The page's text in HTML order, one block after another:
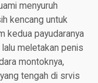
menyuruh
kencang untuk
kedua payudaranya
meletakan penis
montoknya,
tengah di srvis